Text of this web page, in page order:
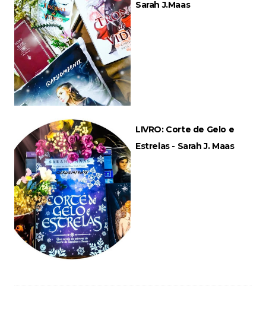
Sarah J.Maas
LIVRO: Corte de Gelo e
Estrelas - Sarah J. Maas